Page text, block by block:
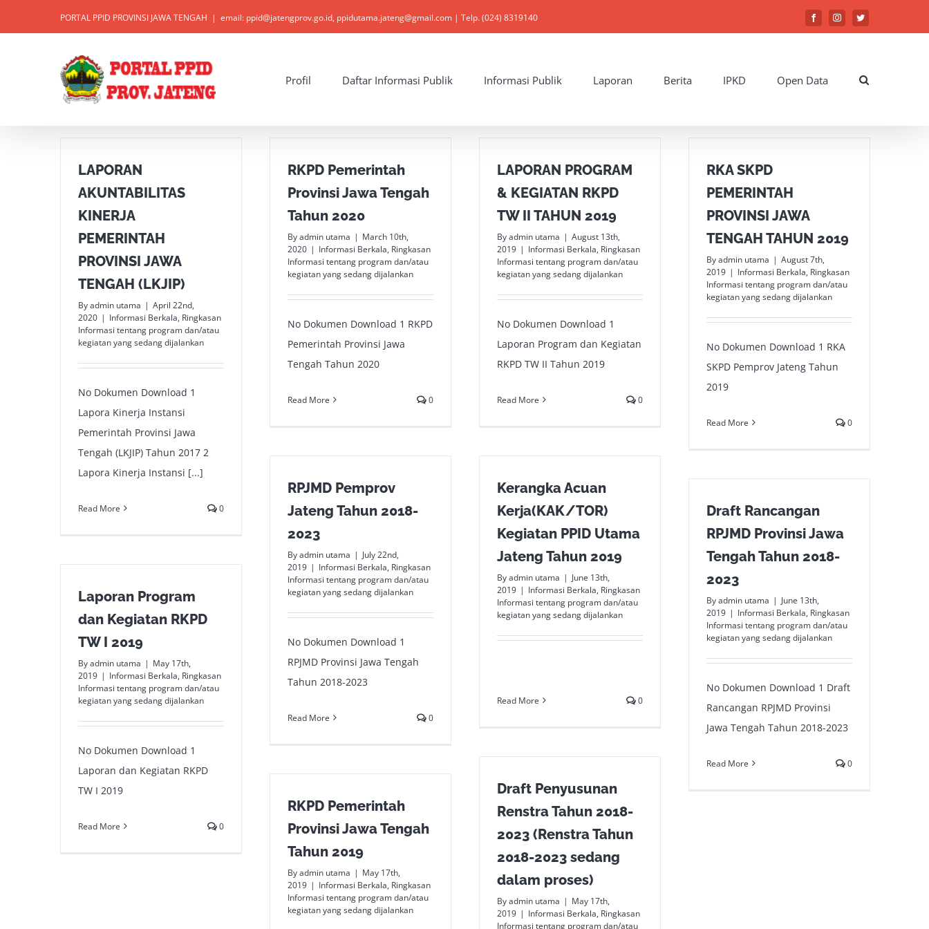
Open toolbar
PORTAL PPID PROVINSI JAWA TENGAH | email: ppid@jatengprov.go.id, ppidutama.jateng@gmail.com | Telp. (024) 8319140 FacebookInstagramTwitter
Profil Daftar Informasi Publik Informasi Publik Laporan Berita IPKD Open Data
LAPORAN
AKUNTABILITAS
KINERJA
PEMERINTAH
PROVINSI JAWA
TENGAH (LKJIP)
Byadmin utama | April 22nd,
2020 | Informasi Berkala, Ringkasan
Informasi tentang program dan/atau
kegiatan yang sedang dijalankan
No Dokumen Download 1
Lapora Kinerja Instansi
Pemerintah Provinsi Jawa
Tengah (LKJIP) Tahun 2017 2
Lapora Kinerja Instansi [...]
Read More 0
RKPD Pemerintah
Provinsi Jawa Tengah
Tahun 2020
Byadmin utama | March 10th,
2020 | Informasi Berkala, Ringkasan
Informasi tentang program dan/atau
kegiatan yang sedang dijalankan
No Dokumen Download 1 RKPD
Pemerintah Provinsi Jawa
Tengah Tahun 2020
Read More 0
LAPORAN PROGRAM
& KEGIATAN RKPD
TW II TAHUN 2019
Byadmin utama | August 13th,
2019 | Informasi Berkala, Ringkasan
Informasi tentang program dan/atau
kegiatan yang sedang dijalankan
No Dokumen Download 1
Laporan Program dan Kegiatan
RKPD TW II Tahun 2019
Read More 0
RKA SKPD
PEMERINTAH
PROVINSI JAWA
TENGAH TAHUN 2019
Byadmin utama | August 7th,
2019 | Informasi Berkala, Ringkasan
Informasi tentang program dan/atau
kegiatan yang sedang dijalankan
No Dokumen Download 1 RKA
SKPD Pemprov Jateng Tahun
2019
Read More 0
RPJMD Pemprov
Jateng Tahun 2018-
2023
Byadmin utama | July 22nd,
2019 | Informasi Berkala, Ringkasan
Informasi tentang program dan/atau
kegiatan yang sedang dijalankan
No Dokumen Download 1
RPJMD Provinsi Jawa Tengah
Tahun 2018-2023
Read More 0
Kerangka Acuan
Kerja(KAK/TOR)
Kegiatan PPID Utama
Jateng Tahun 2019
Byadmin utama | June 13th,
2019 | Informasi Berkala, Ringkasan
Informasi tentang program dan/atau
kegiatan yang sedang dijalankan
Read More 0
Draft Rancangan
RPJMD Provinsi Jawa
Tengah Tahun 2018-
2023
Byadmin utama | June 13th,
2019 | Informasi Berkala, Ringkasan
Informasi tentang program dan/atau
kegiatan yang sedang dijalankan
No Dokumen Download 1 Draft
Rancangan RPJMD Provinsi
Jawa Tengah Tahun 2018-2023
Read More 0
Laporan Program
dan Kegiatan RKPD
TW I 2019
Byadmin utama | May 17th,
2019 | Informasi Berkala, Ringkasan
Informasi tentang program dan/atau
kegiatan yang sedang dijalankan
No Dokumen Download 1
Laporan dan Kegiatan RKPD
TW I 2019
Read More 0
Draft Penyusunan
Renstra Tahun 2018-
2023 (Renstra Tahun
2018-2023 sedang
dalam proses)
Byadmin utama | May 17th,
2019 | Informasi Berkala, Ringkasan
Informasi tentang program dan/atau
RKPD Pemerintah
Provinsi Jawa Tengah
Tahun 2019
Byadmin utama | May 17th,
2019 | Informasi Berkala, Ringkasan
Informasi tentang program dan/atau
kegiatan yang sedang dijalankan